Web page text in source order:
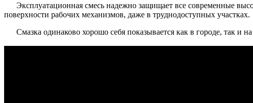
Эксплуатационная смесь надежно защищает все современные
поверхности рабочих механизмов, даже в труднодоступных участках.
Смазка одинаково хорошо себя показывается как в городе, так и